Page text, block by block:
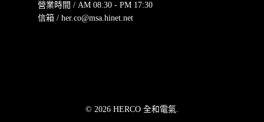
營業時間 / AM 08:30 - PM 17:30
信箱 / her.co@msa.hinet.net
© 2026 HERCO 全和電氣.